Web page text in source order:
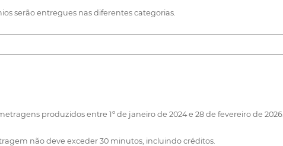
serão entregues nas diferentes categorias.
produzidos entre 1º de janeiro de 2024 e 28 de fevereiro de 2026.
não deve exceder 30 minutos, incluindo créditos.